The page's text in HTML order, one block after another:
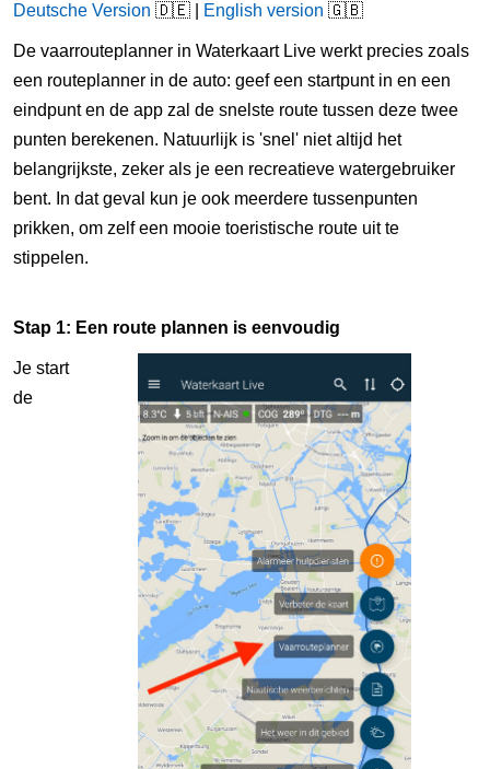
Deutsche Version 🇩🇪 | English version 🇬🇧
De vaarrouteplanner in Waterkaart Live werkt precies zoals
een routeplanner in de auto: geef een startpunt in en een
eindpunt en de app zal de snelste route tussen deze twee
punten berekenen. Natuurlijk is 'snel' niet altijd het
belangrijkste, zeker als je een recreatieve watergebruiker
bent. In dat geval kun je ook meerdere tussenpunten
prikken, om zelf een mooie toeristische route uit te
stippelen.
Stap 1: Een route plannen is eenvoudig
Je start
de